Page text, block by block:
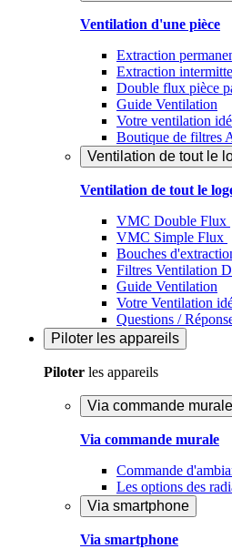
Ventilation d'une pièce
Extraction
Extraction
Double flux pièce
Guide Ventilation
Votre ventilation
Boutique de filtres
Ventilation de tout le
Ventilation de tout le
VMC Double Flux
VMC Simple Flux
Bouches
Filtres Ventilation
Guide Ventilation
Votre Ventilation
Questions /
Piloter les appareils
Piloter les appareils
Via commande murale
Via commande murale
Commande
Les options des
Via smartphone
Via smartphone